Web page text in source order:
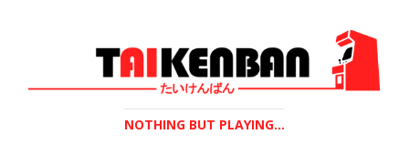
NOTHING BUT PLAYING...